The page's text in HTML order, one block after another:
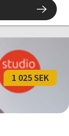
1 025 SEK